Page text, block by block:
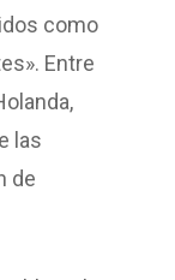
como
Entre
las
de